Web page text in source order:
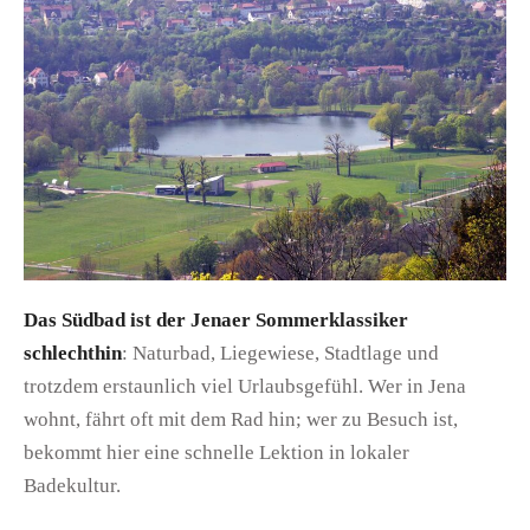
Das Südbad ist der Jenaer Sommerklassiker
schlechthin: Naturbad, Liegewiese, Stadtlage und
trotzdem erstaunlich viel Urlaubsgefühl. Wer in Jena
wohnt, fährt oft mit dem Rad hin; wer zu Besuch ist,
bekommt hier eine schnelle Lektion in lokaler
Badekultur.